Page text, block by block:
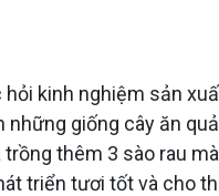
kinh nghiệm sản
những giống cây ăn
trồng thêm 3 sào rau
triển tươi tốt và cho